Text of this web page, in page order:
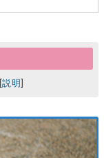
説明]